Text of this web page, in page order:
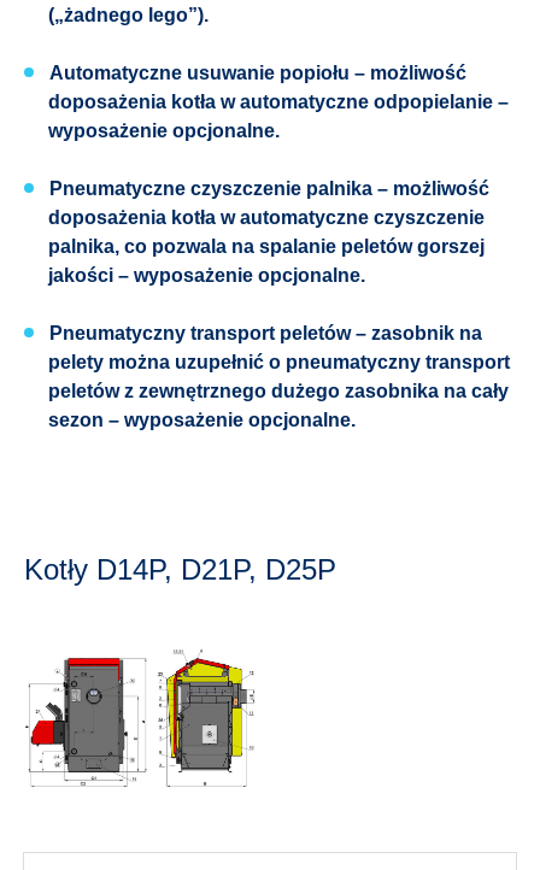
(„żadnego lego”).
Automatyczne usuwanie popiołu – możliwość
doposażenia kotła w automatyczne odpopielanie –
wyposażenie opcjonalne.
Pneumatyczne czyszczenie palnika – możliwość
doposażenia kotła w automatyczne czyszczenie
palnika, co pozwala na spalanie peletów gorszej
jakości – wyposażenie opcjonalne.
Pneumatyczny transport peletów– zasobnik na
pelety można uzupełnić o pneumatyczny transport
peletów z zewnętrznego dużego zasobnika na cały
sezon – wyposażenie opcjonalne.
Kotły D14P, D21P, D25P